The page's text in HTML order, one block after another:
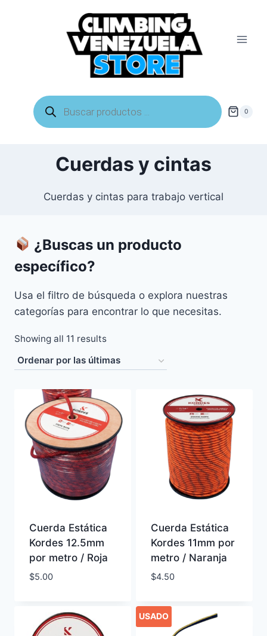
Búsqueda
de
productos
0
Cuerdas y cintas
Cuerdas y cintas para trabajo vertical
¿Buscas un producto
específico?
Usa el filtro de búsqueda o explora nuestras
categorías para encontrar lo que necesitas.
Showing all 11 resultsSorted
by
latest
Cuerda Estática
Kordes 12.5mm
por metro / Roja
$5.00
Cuerda Estática
Kordes 11mm por
metro / Naranja
$4.50
USADO